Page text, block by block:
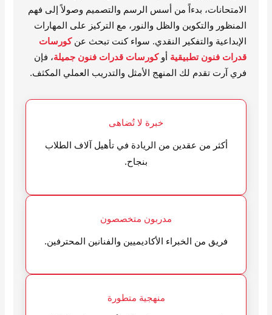
الامتحانات، بدءاً من أسس الرسم والتصميم وصولاً إلى فهم
المنظور والتكوين والظل والنور، مع التركيز على المهارات
الإبداعية والتفكير النقدي. سواء كنت تبحث عنكورسات
قدرات فنون تطبيقية أوكورسات قدرات فنون جميلة، فإن
فري آرت تقدم لك المنهج الأمثل والتدريب العملي المكثف.
خبرة لا تُضاهى
أكثر من عقدين من الريادة في تأهيل آلاف الطلاب
بنجاح.
مدربون متخصصون
فريق من الخبراء الأكاديميين والفنانين المحترفين.
منهجية متطورة